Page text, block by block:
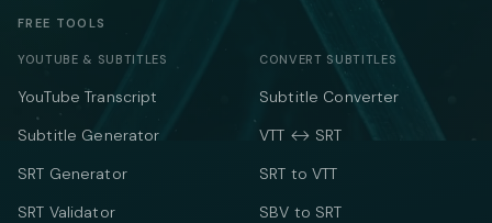
FREE TOOLS
YOUTUBE & SUBTITLES
YouTube Transcript
Subtitle Generator
SRT Generator
SRT Validator
CONVERT SUBTITLES
Subtitle Converter
VTT ↔ SRT
SRT to VTT
SBV to SRT